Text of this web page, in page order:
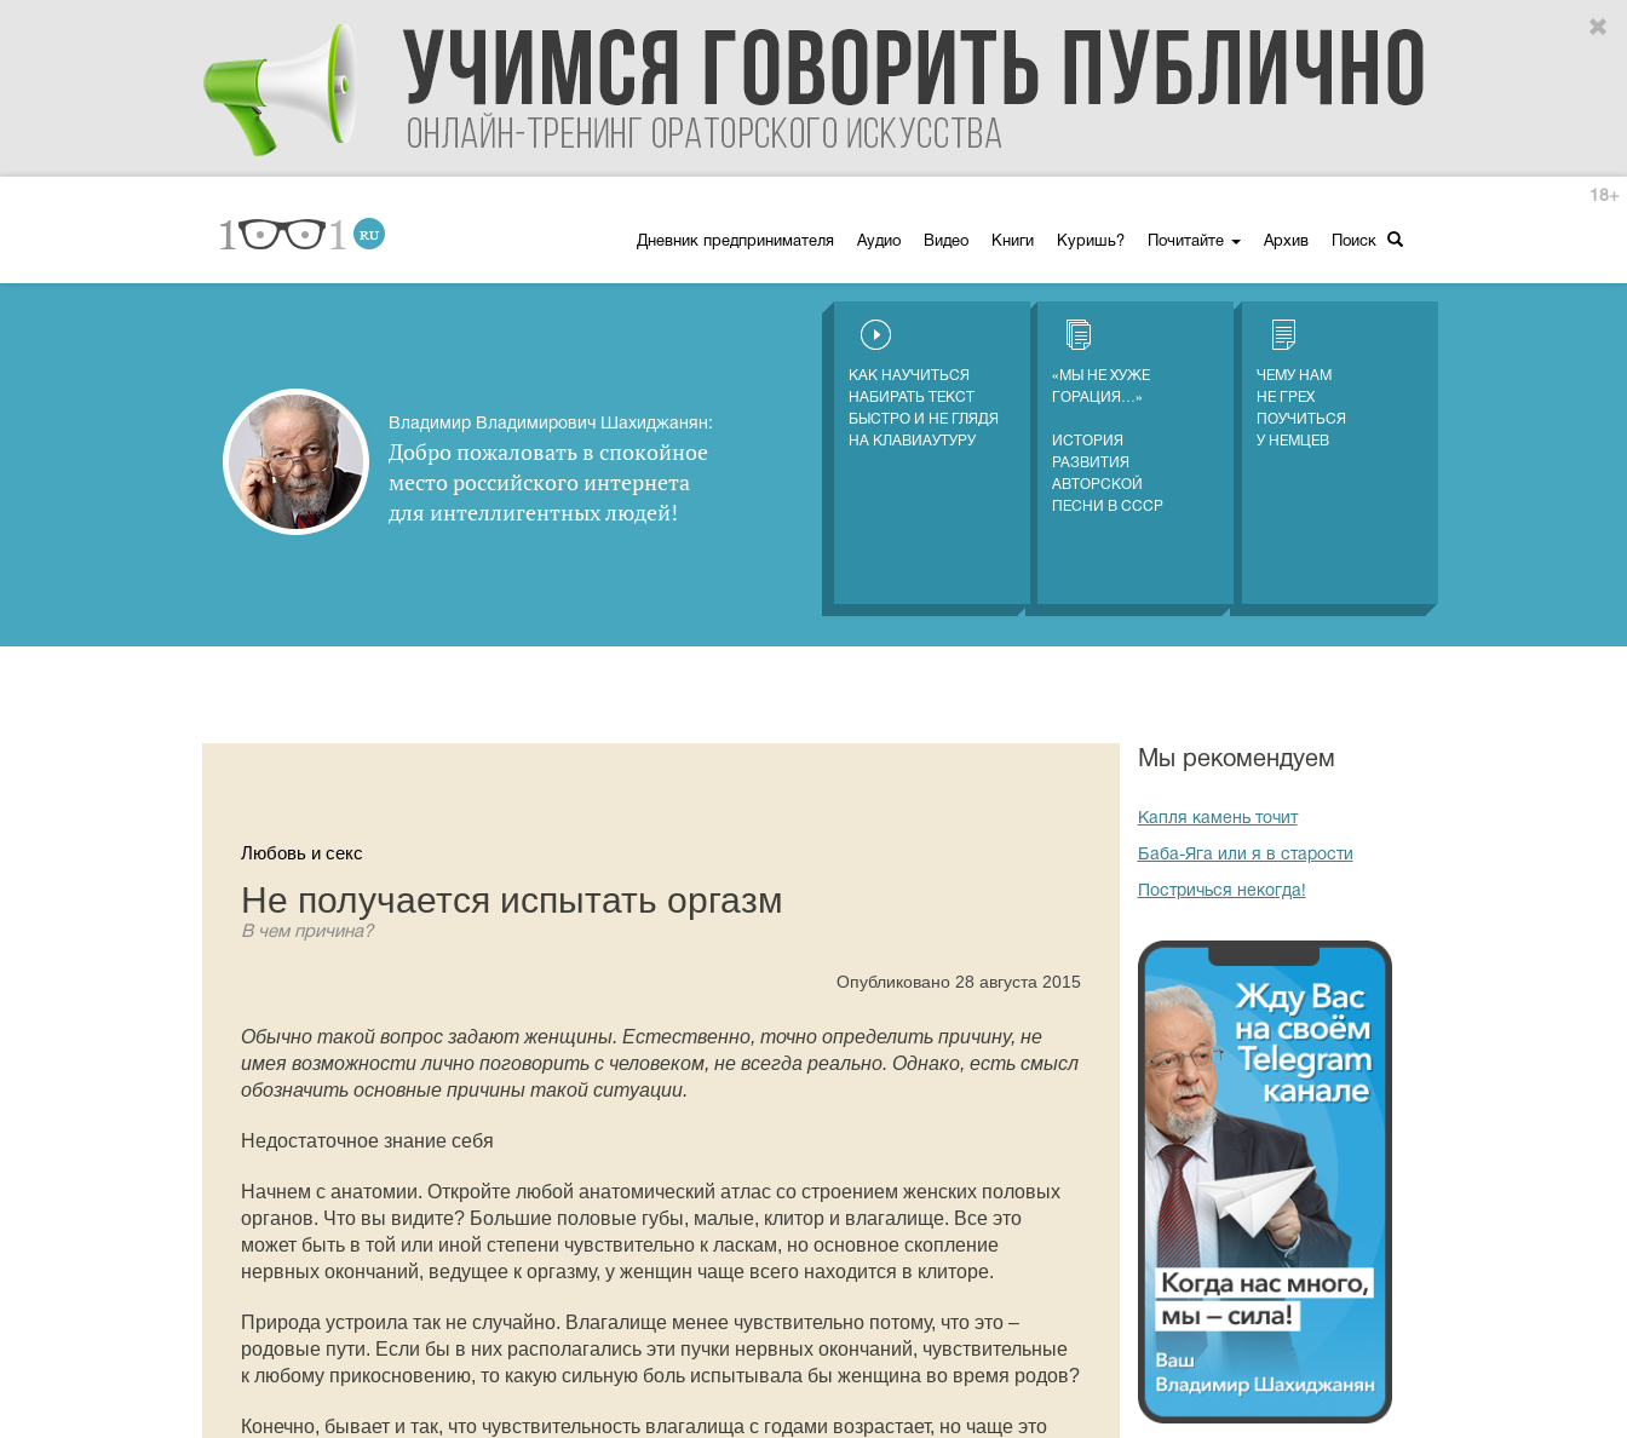
Дневник предпринимателя Аудио Видео Книги Куришь? Почитайте Архив Поиск
18+
Владимир Владимирович Шахиджанян:
Добро пожаловать в спокойное
место российского интернета
для интеллигентных людей!
КАК НАУЧИТЬСЯ
НАБИРАТЬ ТЕКСТ
БЫСТРО И НЕ ГЛЯДЯ
НА КЛАВИАУТУРУ
«МЫ НЕ ХУЖЕ
ГОРАЦИЯ…»
ИСТОРИЯ
РАЗВИТИЯ
АВТОРСКОЙ
ПЕСНИ В СССР
ЧЕМУ НАМ
НЕ ГРЕХ
ПОУЧИТЬСЯ
У НЕМЦЕВ
Любовь и секс
Не получается испытать оргазм
В чем причина?
Опубликовано 28 августа 2015
Обычно такой вопрос задают женщины. Естественно, точно определить причину, не
имея возможности лично поговорить с человеком, не всегда реально. Однако, есть смысл
обозначить основные причины такой ситуации.
Недостаточное знание себя
Начнем с анатомии. Откройте любой анатомический атлас со строением женских половых
органов. Что вы видите? Большие половые губы, малые, клитор и влагалище. Все это
может быть в той или иной степени чувствительно к ласкам, но основное скопление
нервных окончаний, ведущее к оргазму, у женщин чаще всего находится в клиторе.
Природа устроила так не случайно. Влагалище менее чувствительно потому, что это –
родовые пути. Если бы в них располагались эти пучки нервных окончаний, чувствительные
к любому прикосновению, то какую сильную боль испытывала бы женщина во время родов?
Конечно, бывает и так, что чувствительность влагалища с годами возрастает, но чаще это
Мы рекомендуем
Капля камень точит
Баба-Яга или я в старости
Постричься некогда!